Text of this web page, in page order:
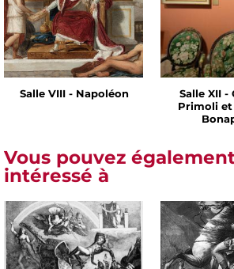
Salle VIII - Napoléon
Salle XII -
Primoli
Vous pouvez
intéressé à